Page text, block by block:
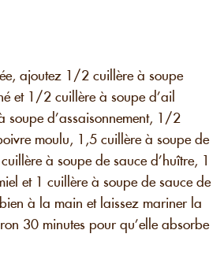
ajoutez 1/2 cuillère à soupe
et 1/2 cuillère à soupe d’ail
d’assaisonnement, 1/2
moulu, 1,5 cuillère à soupe de
à soupe de sauce d’huître, 1
et 1 cuillère à soupe de sauce de
à la main et laissez mariner la
30 minutes pour qu’elle absorbe